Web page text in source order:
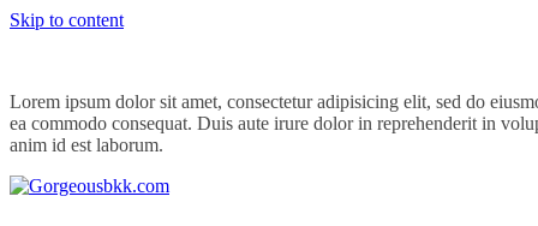
Skip to content
Lorem ipsum dolor sit amet, consectetur adipisicing elit, sed do
ea commodo consequat. Duis aute irure dolor in reprehenderit in
anim id est laborum.